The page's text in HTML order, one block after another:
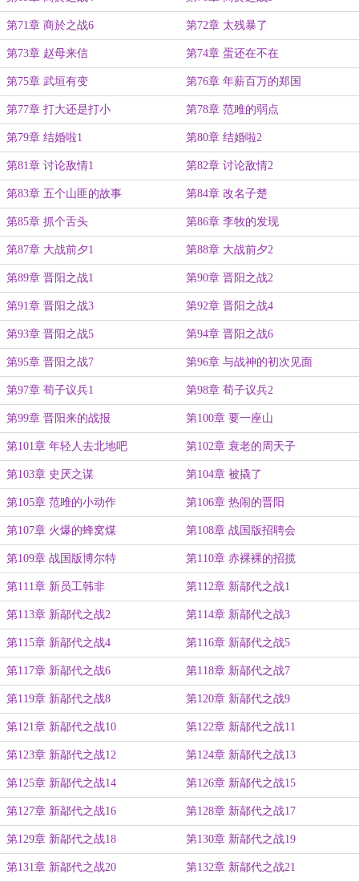
第71章 商於之战6 第72章 太残暴了
第73章 赵母来信 第74章 蛋还在不在
第75章 武垣有变 第76章 年薪百万的郑国
第77章 打大还是打小 第78章 范雎的弱点
第79章 结婚啦1 第80章 结婚啦2
第81章 讨论敌情1 第82章 讨论敌情2
第83章 五个山匪的故事 第84章 改名子楚
第85章 抓个舌头 第86章 李牧的发现
第87章 大战前夕1 第88章 大战前夕2
第89章 晋阳之战1 第90章 晋阳之战2
第91章 晋阳之战3 第92章 晋阳之战4
第93章 晋阳之战5 第94章 晋阳之战6
第95章 晋阳之战7 第96章 与战神的初次见面
第97章 荀子议兵1 第98章 荀子议兵2
第99章 晋阳来的战报 第100章 要一座山
第101章 年轻人去北地吧 第102章 衰老的周天子
第103章 史厌之谋 第104章 被撬了
第105章 范雎的小动作 第106章 热闹的晋阳
第107章 火爆的蜂窝煤 第108章 战国版招聘会
第109章 战国版博尔特 第110章 赤裸裸的招揽
第111章 新员工韩非 第112章 新鄗代之战1
第113章 新鄗代之战2 第114章 新鄗代之战3
第115章 新鄗代之战4 第116章 新鄗代之战5
第117章 新鄗代之战6 第118章 新鄗代之战7
第119章 新鄗代之战8 第120章 新鄗代之战9
第121章 新鄗代之战10 第122章 新鄗代之战11
第123章 新鄗代之战12 第124章 新鄗代之战13
第125章 新鄗代之战14 第126章 新鄗代之战15
第127章 新鄗代之战16 第128章 新鄗代之战17
第129章 新鄗代之战18 第130章 新鄗代之战19
第131章 新鄗代之战20 第132章 新鄗代之战21